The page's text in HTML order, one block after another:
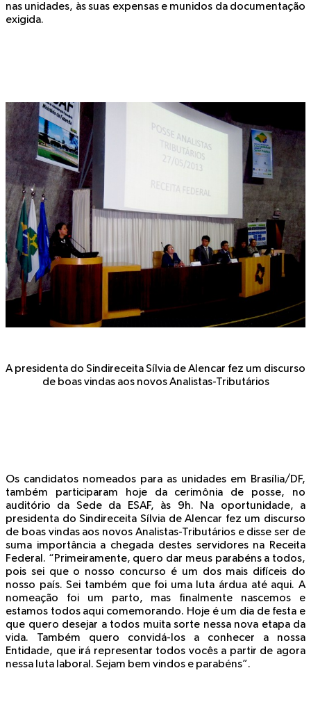
nas unidades, às suas expensas e munidos da documentação
exigida.
A presidenta do Sindireceita Sílvia de Alencar fez um discurso
de boas vindas aos novos Analistas-Tributários
Os candidatos nomeados para as unidades em Brasília/DF,
também participaram hoje da cerimônia de posse, no
auditório da Sede da ESAF, às 9h. Na oportunidade, a
presidenta do Sindireceita Sílvia de Alencar fez um discurso
de boas vindas aos novos Analistas-Tributários e disse ser de
suma importância a chegada destes servidores na Receita
Federal. “Primeiramente, quero dar meus parabéns a todos,
pois sei que o nosso concurso é um dos mais difíceis do
nosso país. Sei também que foi uma luta árdua até aqui. A
nomeação foi um parto, mas finalmente nascemos e
estamos todos aqui comemorando. Hoje é um dia de festa e
que quero desejar a todos muita sorte nessa nova etapa da
vida. Também quero convidá-los a conhecer a nossa
Entidade, que irá representar todos vocês a partir de agora
nessa luta laboral. Sejam bem vindos e parabéns”.